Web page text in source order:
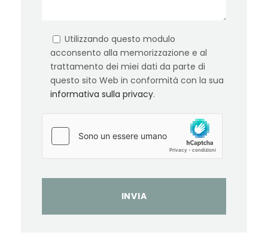
Utilizzando questo modulo
acconsento alla memorizzazione e al
trattamento dei miei dati da parte di
questo sito Web in conformità con la sua
informativa sulla privacy.